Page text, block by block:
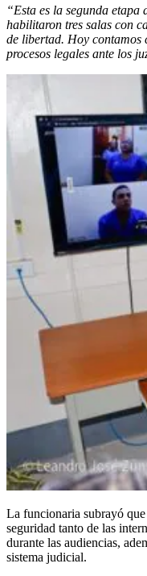
“Esta es la segunda etapa
habilitaron tres salas con
de libertad. Hoy contamos
procesos legales ante los
La funcionaria subrayó
seguridad tanto de las
durante las audiencias,
sistema judicial.